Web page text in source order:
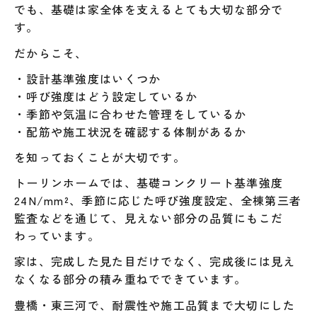
でも、基礎は家全体を支えるとても大切な部分で
す。
だからこそ、
・設計基準強度はいくつか
・呼び強度はどう設定しているか
・季節や気温に合わせた管理をしているか
・配筋や施工状況を確認する体制があるか
を知っておくことが大切です。
トーリンホームでは、基礎コンクリート基準強度
24N/mm²、季節に応じた呼び強度設定、全棟第三者
監査などを通じて、見えない部分の品質にもこだ
わっています。
家は、完成した見た目だけでなく、完成後には見え
なくなる部分の積み重ねでできています。
豊橋・東三河で、耐震性や施工品質まで大切にした